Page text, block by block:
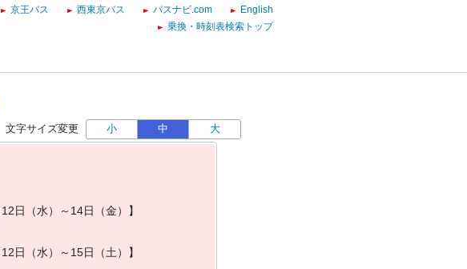
京王バス 西東京バス バスナビ.com
English
乗換・時刻表検索トップ
文字サイズ変更 小 中 大
1 2日 （水） ～ 14日 （金）
】
1 2日 （水） ～ 15日 （土）
】